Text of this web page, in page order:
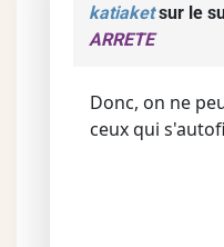
katiaketsur le
ARRETE
Donc, on ne
ceux qui